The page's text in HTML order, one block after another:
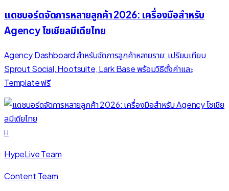
แดชบอร์ดจัดการหลายลูกค้า 2026: เครื่องมือสำหรับ
Agency โซเชียลมีเดียไทย
Agency Dashboard สำหรับจัดการลูกค้าหลายราย: เปรียบเทียบ
Sprout Social, Hootsuite, Lark Base พร้อมวิธีตั้งค่าและ
Template ฟรี
H
HypeLive Team
Content Team